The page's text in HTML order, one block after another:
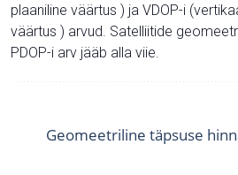
plaaniline väärtus ) ja VDOP-i
väärtus ) arvud. Satelliitide
PDOP-i arv jääb alla viie.
Geomeetriline täpsuse